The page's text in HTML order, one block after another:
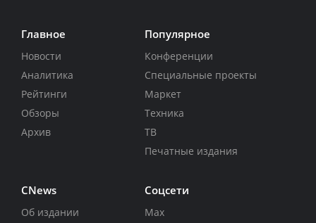
Главное
Новости
Аналитика
Рейтинги
Обзоры
Архив
Популярное
Конференции
Специальные проекты
Маркет
Техника
ТВ
Печатные издания
CNews
Об издании
Соцсети
Max